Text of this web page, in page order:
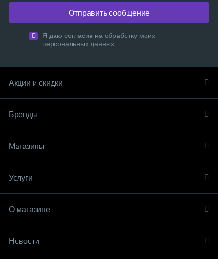
Отправить сообщение
Я даю согласие на обработку моих
персональных данных
Акции и скидки
Бренды
Магазины
Услуги
О магазине
Новости